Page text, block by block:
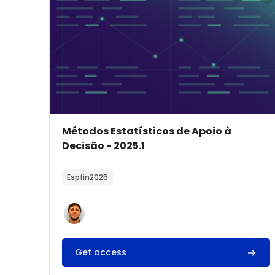
Imagem do curso
Nome do curso
Métodos Estatísticos de Apoio à
Decisão - 2025.1
Espfin2025
Get access